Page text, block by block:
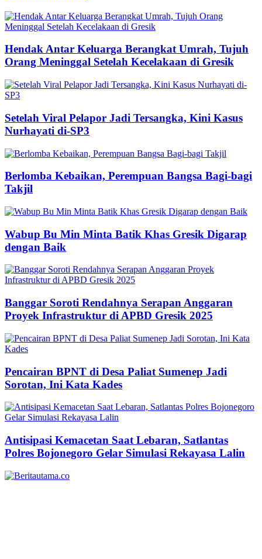
Hendak Antar Keluarga Berangkat Umrah, Tujuh
Orang Meninggal Setelah Kecelakaan di Gresik
Setelah Viral Pelapor Jadi Tersangka, Kini Kasus
Nurhayati di-SP3
Berlomba Kebaikan, Perempuan Bangsa Bagi-bagi
Takjil
Wabup Bu Min Minta Batik Khas Gresik Digarap
dengan Baik
Banggar Soroti Rendahnya Serapan Anggaran
Proyek Infrastruktur di APBD Gresik 2025
Pencairan BPNT di Desa Paliat Sumenep Jadi
Sorotan, Ini Kata Kades
Antisipasi Kemacetan Saat Lebaran, Satlantas
Polres Bojonegoro Gelar Simulasi Rekayasa Lalin